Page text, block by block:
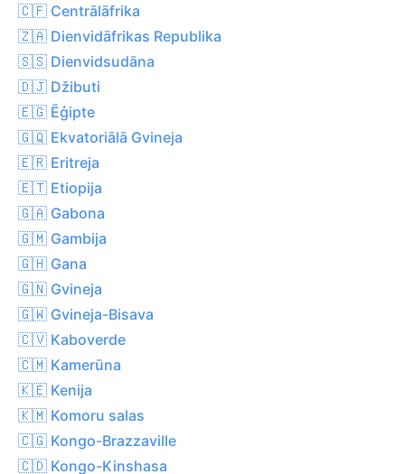
🇨🇫 Centrālāfrika
🇿🇦 Dienvidāfrikas Republika
🇸🇸 Dienvidsudāna
🇩🇯 Džibuti
🇪🇬 Ēģipte
🇬🇶 Ekvatoriālā Gvineja
🇪🇷 Eritreja
🇪🇹 Etiopija
🇬🇦 Gabona
🇬🇲 Gambija
🇬🇭 Gana
🇬🇳 Gvineja
🇬🇼 Gvineja-Bisava
🇨🇻 Kaboverde
🇨🇲 Kamerūna
🇰🇪 Kenija
🇰🇲 Komoru salas
🇨🇬 Kongo-Brazzaville
🇨🇩 Kongo-Kinshasa